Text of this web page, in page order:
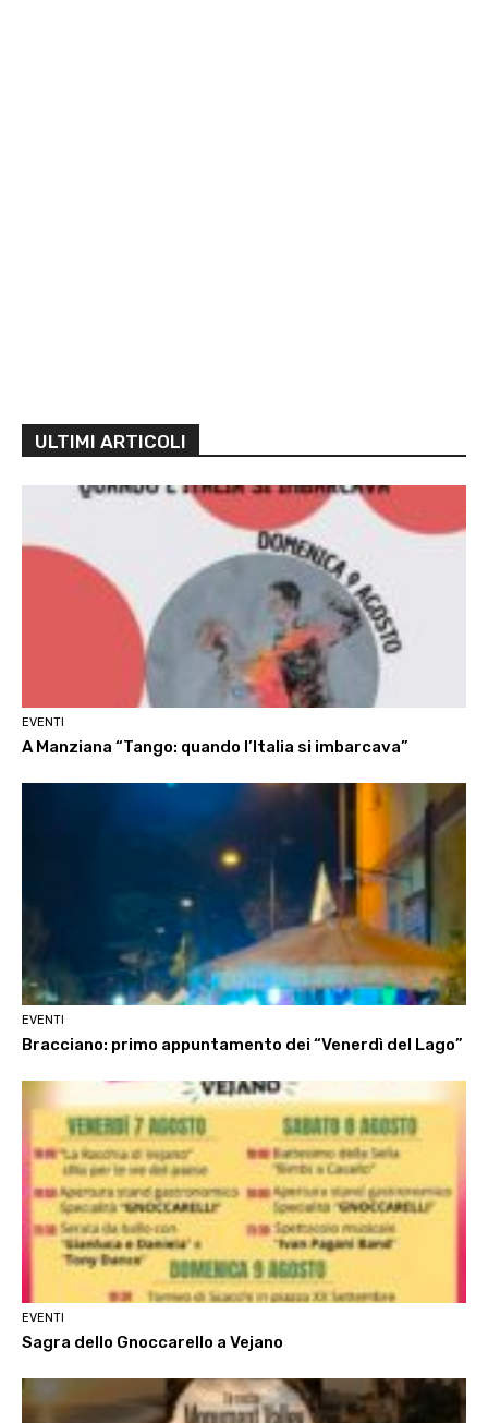
ULTIMI ARTICOLI
EVENTI
A Manziana “Tango: quando l’Italia si imbarcava”
EVENTI
Bracciano: primo appuntamento dei “Venerdì del Lago”
EVENTI
Sagra dello Gnoccarello a Vejano